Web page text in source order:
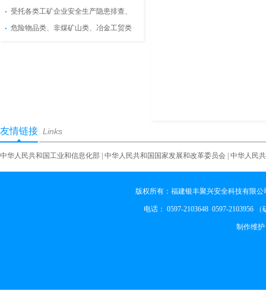
受托各类工矿企业安全生产隐患排查、
危险物品类、非煤矿山类、冶金工贸类
友情链接 Links
中华人民共和国工业和信息化部 中华人民共和国国家发展和改革委员会 中华人民
版权所有：福建银丰聚兴安全科技有限
电话： 0597-2103648 0597-2103956
制作维